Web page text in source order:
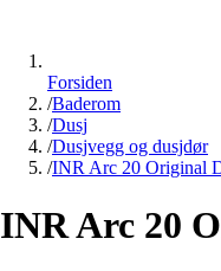
Forsiden
/Baderom
/Dusj
/Dusjvegg og dusjdør
/INR Arc 20 Original
INR Arc 20